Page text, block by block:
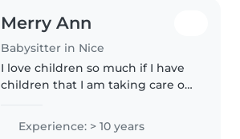
Merry Ann
Babysitter in Nice
I love children so much if I have
children that I am taking care of
discreet,loving , patience,reliable
honest and hardworking always
Experience: > 10 years